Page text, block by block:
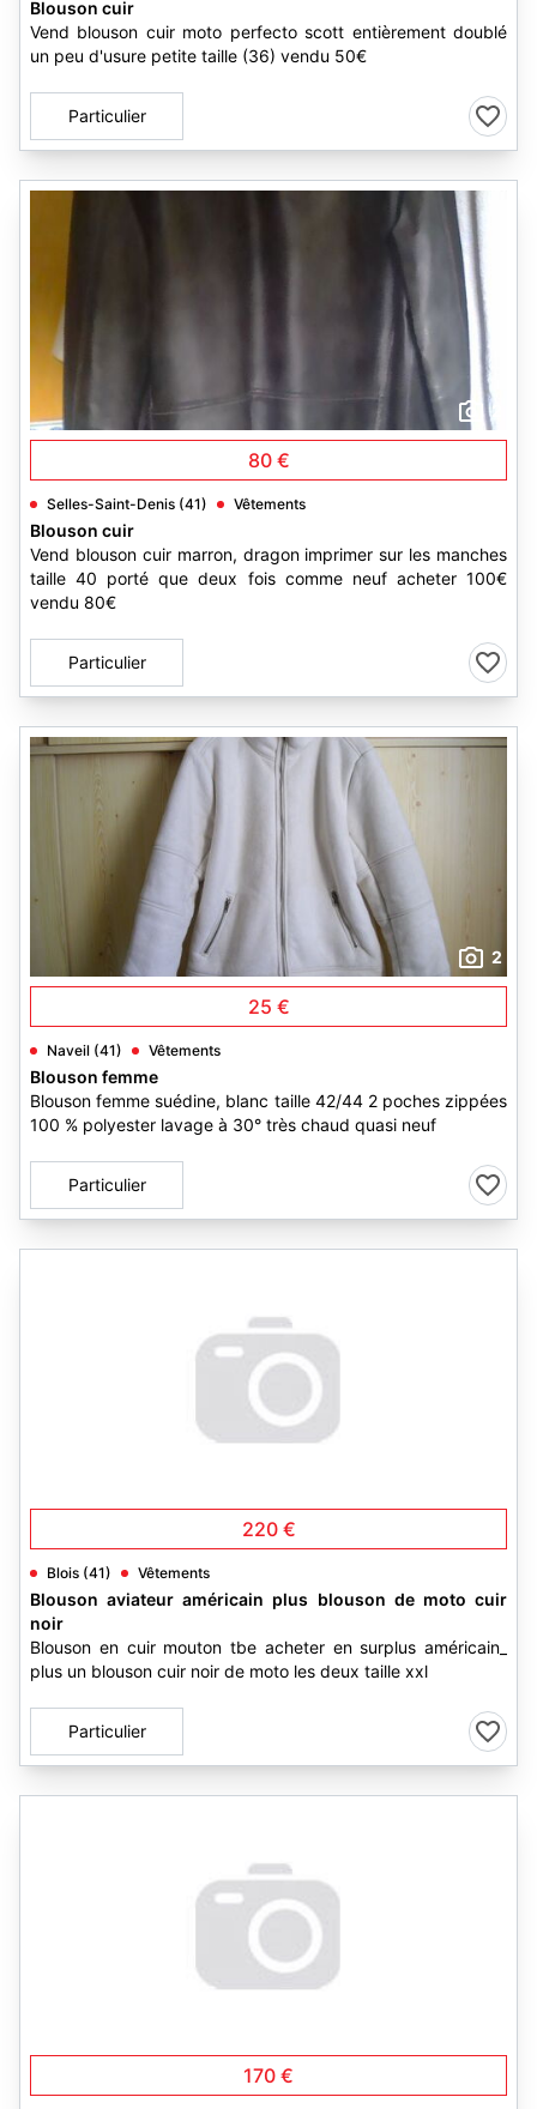
Blouson cuir
Vend blouson cuir moto perfecto scott entièrement doublé
un peu d'usure petite taille (36) vendu 50€
Particulier
80 €
Selles-Saint-Denis (41) Vêtements
Blouson cuir
Vend blouson cuir marron, dragon imprimer sur les manches
taille 40 porté que deux fois comme neuf acheter 100€
vendu 80€
Particulier
2
25 €
Naveil (41) Vêtements
Blouson femme
Blouson femme suédine, blanc taille 42/44 2 poches zippées
100 % polyester lavage à 30° très chaud quasi neuf
Particulier
220 €
Blois (41) Vêtements
Blouson aviateur américain plus blouson de moto cuir
noir
Blouson en cuir mouton tbe acheter en surplus américain_
plus un blouson cuir noir de moto les deux taille xxl
Particulier
170 €